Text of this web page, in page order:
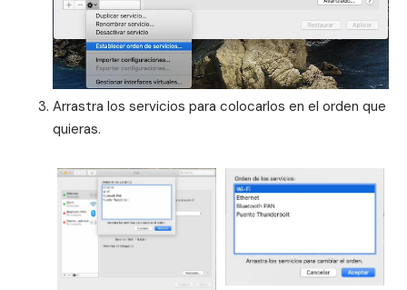
Arrastra los servicios para colocarlos en el orden que
quieras.